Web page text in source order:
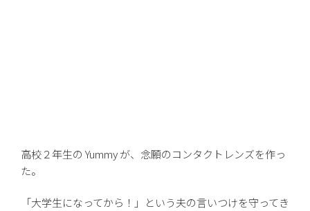
高校２年生の Yummy が、念願のコンタクトレンズを作っ
た。
「大学生になってから！」という夫の言いつけを守ってき